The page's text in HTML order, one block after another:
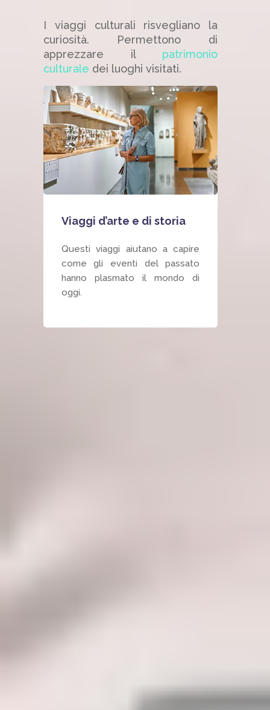
I viaggi culturali risvegliano la
curiosità. Permettono di
apprezzare il patrimonio
culturale dei luoghi visitati.
Viaggi d’arte e di storia
Questi viaggi aiutano a capire
come gli eventi del passato
hanno plasmato il mondo di
oggi.